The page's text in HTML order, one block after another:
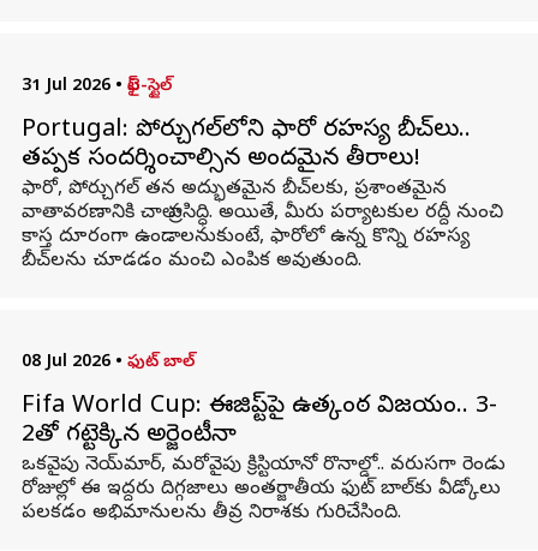
31 Jul 2026 • లైఫ్-స్టైల్
Portugal: పోర్చుగల్‌లోని ఫారో రహస్య బీచ్‌లు..
తప్పక సందర్శించాల్సిన అందమైన తీరాలు!
ఫారో, పోర్చుగల్ తన అద్భుతమైన బీచ్‌లకు, ప్రశాంతమైన
వాతావరణానికి చాలా ప్రసిద్ధి. అయితే, మీరు పర్యాటకుల రద్దీ నుంచి
కాస్త దూరంగా ఉండాలనుకుంటే, ఫారోలో ఉన్న కొన్ని రహస్య
బీచ్‌లను చూడడం మంచి ఎంపిక అవుతుంది.
08 Jul 2026 • ఫుట్ బాల్
Fifa World Cup: ఈజిప్ట్‌పై ఉత్కంఠ విజయం.. 3-
2తో గట్టెక్కిన అర్జెంటీనా
ఒకవైపు నెయ్‌మార్‌, మరోవైపు క్రిస్టియానో రొనాల్డో.. వరుసగా రెండు
రోజుల్లో ఈ ఇద్దరు దిగ్గజాలు అంతర్జాతీయ ఫుట్‌ బాల్‌కు వీడ్కోలు
పలకడం అభిమానులను తీవ్ర నిరాశకు గురిచేసింది.